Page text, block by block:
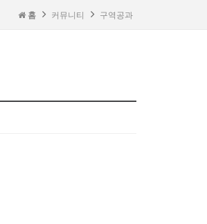
홈 커뮤니티 구역공과